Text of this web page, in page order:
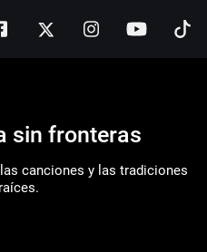
las canciones y
vivas nuestras
sin fronteras
canciones y las tradiciones